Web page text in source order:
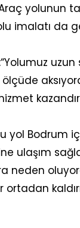
yolunun
imalatı da
yol Bodrum
ulaşım
neden